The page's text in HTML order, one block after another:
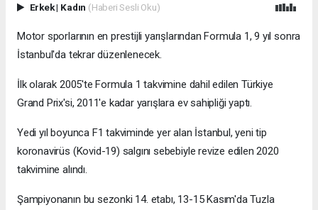
Erkek| Kadın (Haberi Sesli Oku)
Motor sporlarının en prestijli yarışlarından Formula 1, 9 yıl sonra
İstanbul'da tekrar düzenlenecek.
İlk olarak 2005'te Formula 1 takvimine dahil edilen Türkiye
Grand Prix'si, 2011'e kadar yarışlara ev sahipliği yaptı.
Yedi yıl boyunca F1 takviminde yer alan İstanbul, yeni tip
koronavirüs (Kovid-19) salgını sebebiyle revize edilen 2020
takvimine alındı.
Şampiyonanın bu sezonki 14. etabı, 13-15 Kasım'da Tuzla